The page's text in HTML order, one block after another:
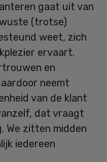
gaat uit van
(trotse)
weet, zich
ervaart.
en
neemt
van de klant
dat vraagt
We zitten midden
iedereen